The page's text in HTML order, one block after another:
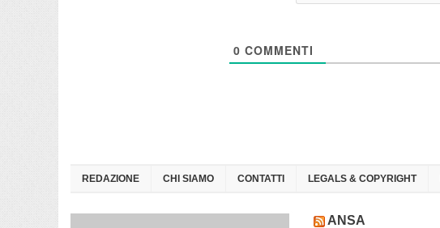
0 COMMENTI
REDAZIONE CHI SIAMO CONTATTI LEGALS & COPYRIGHT
ANSA